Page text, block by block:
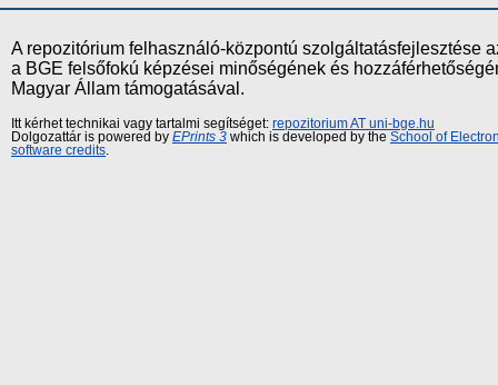
A repozitórium felhasználó-központú szolgáltatásfejlesztése
a BGE felsőfokú képzései minőségének és
Magyar Állam támogatásával.
Itt kérhet technikai vagy tartalmi segítséget: repozitorium AT uni-bge.hu
Dolgozattár is powered by EPrints 3 which is developed by the School of
software credits